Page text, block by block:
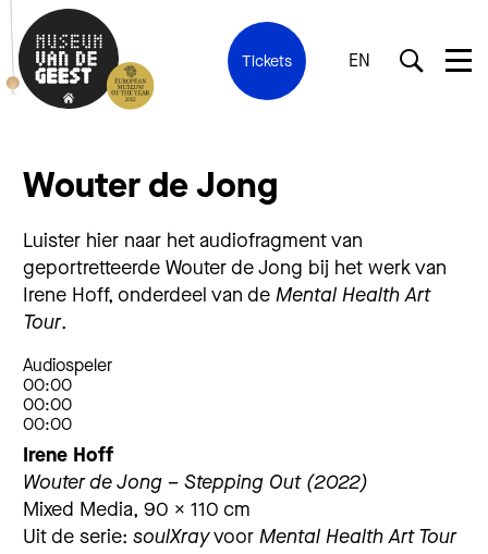
Tickets EN
Wouter de Jong
Luister hier naar het audiofragment van
geportretteerde Wouter de Jong bij het werk van
Irene Hoff, onderdeel van de Mental Health Art
Tour.
Audiospeler
00:00
00:00
00:00
Irene Hoff
Wouter de Jong – Stepping Out (2022)
Mixed Media, 90 × 110 cm
Uit de serie: soulXrayvoor Mental Health Art Tour